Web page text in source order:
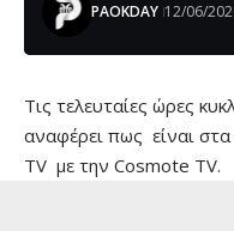
PAOKDAY 12/06/
Τις τελευταίες ώρες
αναφέρει πως είναι
TV με την Cosmote TV.